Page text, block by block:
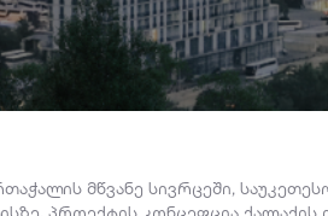
მწვანე სივრცეში,